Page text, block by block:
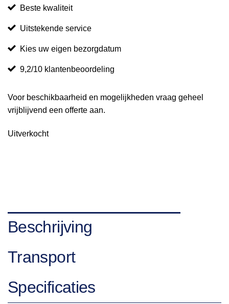
Beste kwaliteit
Uitstekende service
Kies uw eigen bezorgdatum
9,2/10 klantenbeoordeling
Voor beschikbaarheid en mogelijkheden vraag geheel
vrijblijvend een offerte aan.
Uitverkocht
Beschrijving
Transport
Specificaties